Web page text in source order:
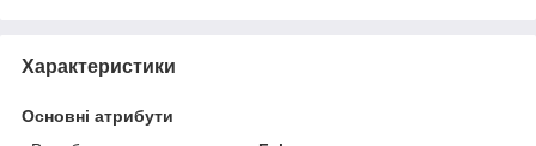
Характеристики
Основні атрибути